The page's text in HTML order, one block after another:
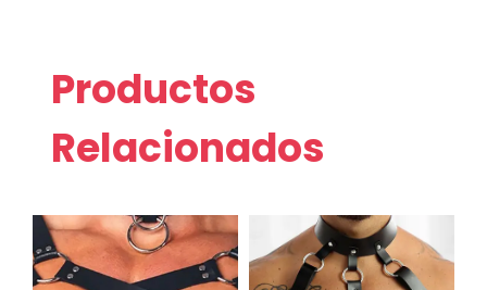
Productos
Relacionados